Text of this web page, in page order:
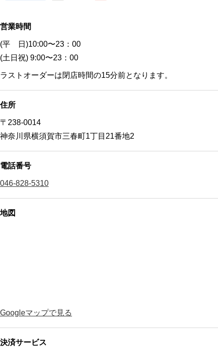
営業時間
(平 日)10:00〜23：00
(土日祝) 9:00〜23：00
ラストオーダーは閉店時間の15分前となります。
住所
〒238-0014
神奈川県横須賀市三春町1丁目21番地2
電話番号
046-828-5310
地図
Googleマップで見る
決済サービス